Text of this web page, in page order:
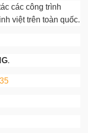
các công trình
việt trên toàn quốc.
.